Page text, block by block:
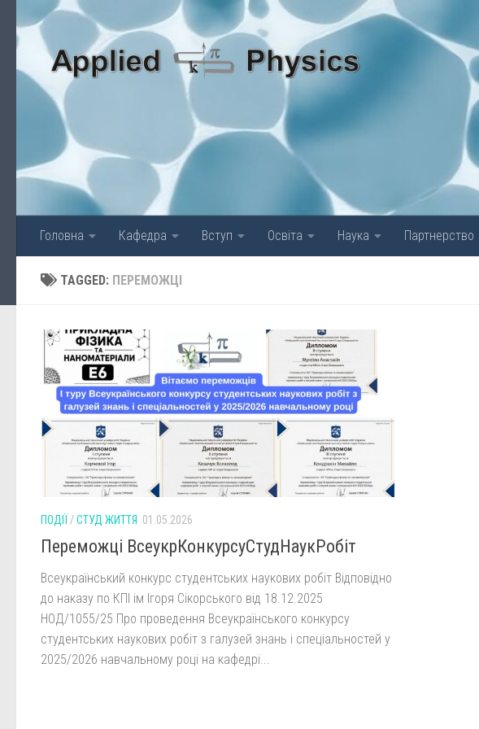
Skip to content
Головна Кафедра Вступ Освіта Наука Партнерство
TAGGED: ПЕРЕМОЖЦІ
ПОДІЇ /СТУД ЖИТТЯ 01.05.2026
Переможці ВсеукрКонкурсуСтудНаукРобіт
Всеукраїнський конкурс студентських наукових робіт Відповідно
до наказу по КПІ ім Ігоря Сікорського від 18.12.2025
НОД/1055/25 Про проведення Всеукраїнського конкурсу
студентських наукових робіт з галузей знань і спеціальностей у
2025/2026 навчальному році на кафедрі...